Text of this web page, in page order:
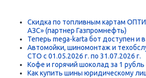
Скидка по топливным картам
АЗС» (партнер Газпромнефть)
Теперь mega-karta бот доступен и
Автомойки, шиномонтаж и
СТО с 01.05.2026 г. по 31.07.2026 г.
Кофе и горячий шоколад за 1 рубль
Как купить шины юридическому